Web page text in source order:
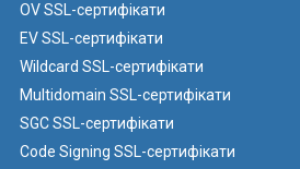
OV SSL-сертифікати
EV SSL-сертифікати
Wildcard SSL-сертифікати
Multidomain SSL-сертифікати
SGC SSL-сертифікати
Code Signing SSL-сертифікати